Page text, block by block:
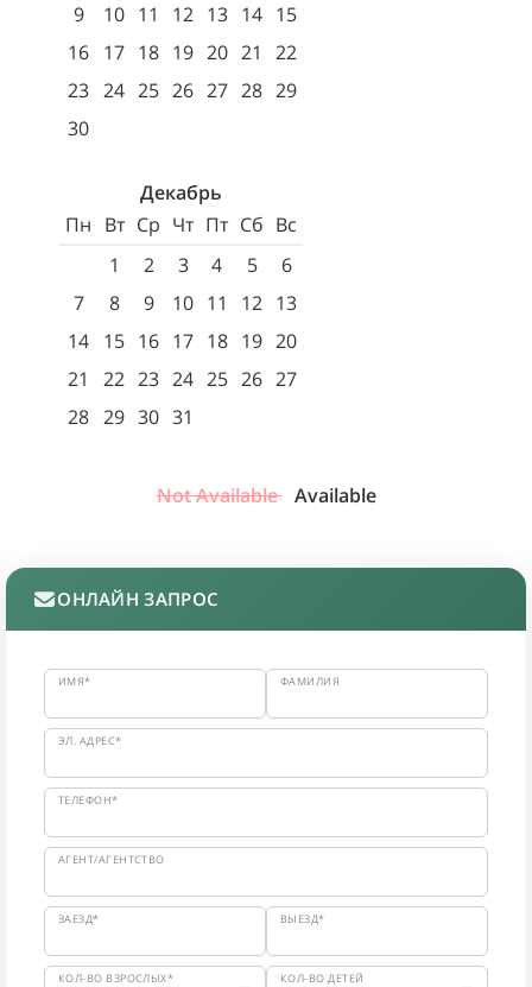
9
10 11 12 13 14 15
16 17 18 19 20 21
22
23 24 25 26 27 28 29
30
Декабрь
Пн Вт Ср Чт Пт Сб Вс
1
2 3 4 5
6
7
8 9 10 11 12 13
14 15 16 17 18 19 20
21
22 23 24 25 26 27
28 29 30 31
Not Available Available
ОНЛАЙН ЗАПРОС
ИМЯ* ФАМИЛИЯ
ЭЛ. АДРЕС*
ТЕЛЕФОН*
АГЕНТ/АГЕНТСТВО
ЗАЕЗД* ВЫЕЗД*
КОЛ-ВО ВЗРОСЛЫХ* КОЛ-ВО ДЕТЕЙ